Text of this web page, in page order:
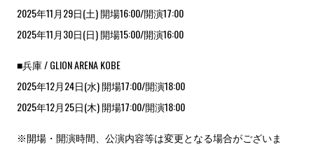
2025年11月29日(土) 開場16:00/開演17:00
2025年11月30日(日) 開場15:00/開演16:00
■兵庫 / GLION ARENA KOBE
2025年12月24日(水) 開場17:00/開演18:00
2025年12月25日(木) 開場17:00/開演18:00
※開場・開演時間、公演内容等は変更となる場合がございま